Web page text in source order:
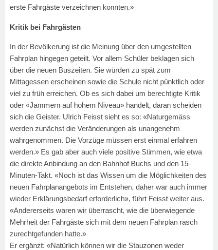
erste Fahrgäste verzeichnen konnten.»
Kritik bei Fahrgästen
In der Bevölkerung ist die Meinung über den umgestellten
Fahrplan hingegen geteilt. Vor allem Schüler beklagen sich
über die neuen Buszeiten. Sie würden zu spät zum
Mittagessen erscheinen sowie die Schule nicht pünktlich oder
viel zu früh erreichen. Ob es sich dabei um berechtigte Kritik
oder «Jammern auf hohem Niveau» handelt, daran scheiden
sich die Geister. Ulrich Feisst sieht es so: «Naturgemäss
werden zunächst die Veränderungen als unangenehm
wahrgenommen. Die Vorzüge müssen erst einmal erfahren
werden.» Es gab aber auch viele positive Stimmen, wie etwa
die direkte Anbindung an den Bahnhof Buchs und den 15-
Minuten-Takt. «Noch ist das Wissen um die Möglichkeiten des
neuen Fahrplanangebots im Entstehen, daher war auch immer
wieder Erklärungsbedarf erforderlich», führt Feisst weiter aus.
«Andererseits waren wir überrascht, wie die überwiegende
Mehrheit der Fahrgäste sich mit dem neuen Fahrplan rasch
zurechtgefunden hatte.»
Er ergänzt: «Natürlich können wir die Stauzonen weder